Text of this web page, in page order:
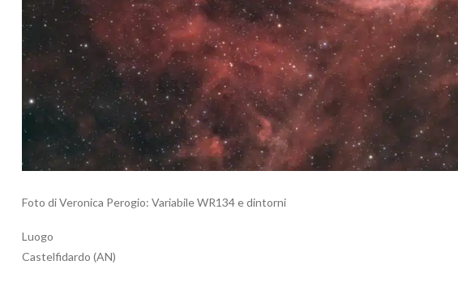
Foto di Veronica Perogio: Variabile WR134 e dintorni
Luogo
Castelfidardo (AN)